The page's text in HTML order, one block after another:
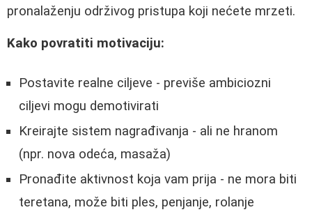
pronalaženju održivog pristupa koji nećete mrzeti.
Kako povratiti motivaciju:
Postavite realne ciljeve - previše ambiciozni
ciljevi mogu demotivirati
Kreirajte sistem nagrađivanja - ali ne hranom
(npr. nova odeća, masaža)
Pronađite aktivnost koja vam prija - ne mora biti
teretana, može biti ples, penjanje, rolanje